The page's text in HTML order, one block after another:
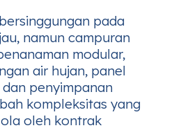
pada
namun campuran
modular,
air hujan, panel
penyimpanan
kompleksitas yang
oleh kontrak